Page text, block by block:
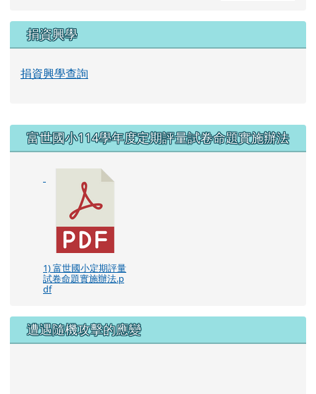
捐資興學
捐資興學查詢
右邊區域內容
富世國小114學年度定期評量試卷命題實施辦法
1) 富世國小定期評量
試卷命題實施辦法.p
df
遭遇隨機攻擊的應變